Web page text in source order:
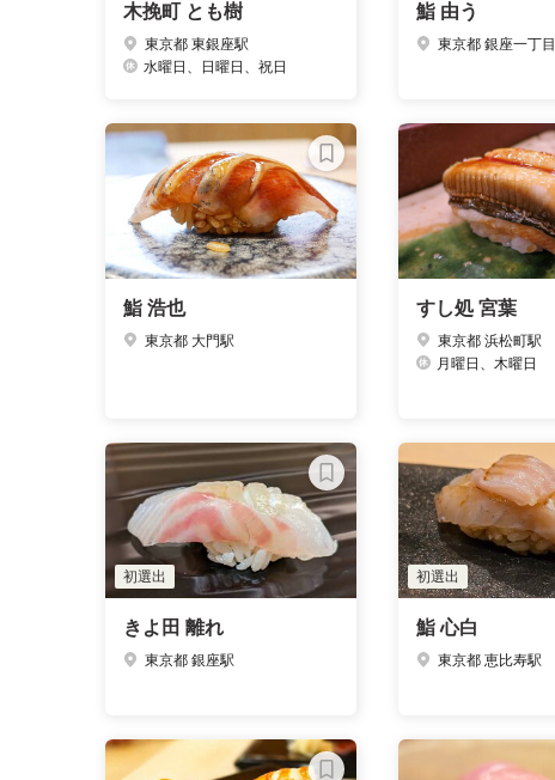
木挽町 とも樹
東京都 東銀座駅
水曜日、日曜日、祝日
鮨 由う
東京都 銀座一丁
鮨 浩也
東京都 大門駅
すし処 宮葉
東京都 浜松町駅
月曜日、木曜日
初選出
きよ田 離れ
東京都 銀座駅
初選出
鮨 心白
東京都 恵比寿駅